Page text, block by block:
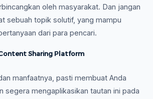
oleh masyarakat. Dan jangan
sebuah topik solutif, yang mampu
dari para pencari.
Sharing Platform
manfaatnya, pasti membuat Anda
segera mengaplikasikan tautan ini pada